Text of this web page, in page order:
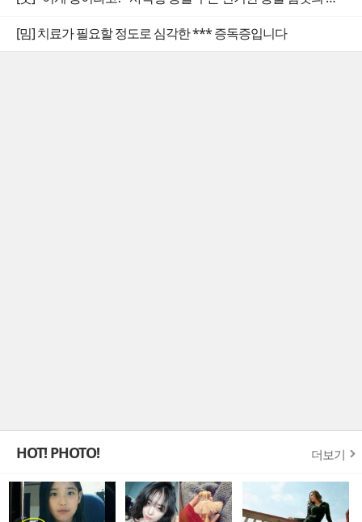
[밈] 치료가 필요할 정도로 심각한 *** 증독증입니다
HOT! PHOTO! 더보기